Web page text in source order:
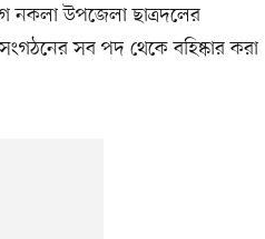
নকলা উপজেলা ছাত্রদলের
সব পদ থেকে বহিষ্কার করা